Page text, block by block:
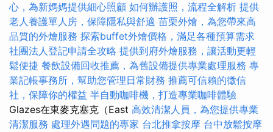
心，為新媽媽提供細心照顧 如何辦護照，流程全解析 提供
老人養護單人房，保障隱私與舒適 苗栗外燴，為您帶來高
品質的外燴服務 探索buffet外燴價格，滿足各種預算需求
社團法人登記申請全攻略 提供到府外燴服務，讓活動更輕
鬆便捷 餐飲設備回收推薦，為舊設備提供專業處理服務 專
業記帳事務所，幫助您管理日常財務 推薦可信賴的徵信
社，保障你的權益 半自動咖啡機，打造專業咖啡體驗
Glazes在東麥克塞克（East 高效清潔人員，為您提供專業
清潔服務 處理外遇問題的專家 台北推拿按摩 台中放鬆按摩